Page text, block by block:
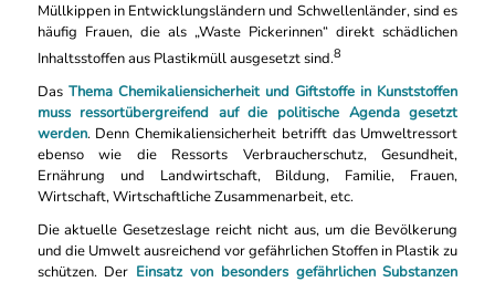
Müllkippen in Entwicklungsländern und Schwellenländer, sind es
häufig Frauen, die als „Waste Pickerinnen“ direkt schädlichen
Inhaltsstoffen aus Plastikmüll ausgesetzt sind.8
Das Thema Chemikaliensicherheit und Giftstoffe in Kunststoffen
muss ressortübergreifend auf die politische Agenda gesetzt
werden. Denn Chemikaliensicherheit betrifft das Umweltressort
ebenso wie die Ressorts Verbraucherschutz, Gesundheit,
Ernährung und Landwirtschaft, Bildung, Familie, Frauen,
Wirtschaft, Wirtschaftliche Zusammenarbeit, etc.
Die aktuelle Gesetzeslage reicht nicht aus, um die Bevölkerung
und die Umwelt ausreichend vor gefährlichen Stoffen in Plastik zu
schützen. Der Einsatz von besonders gefährlichen Substanzen